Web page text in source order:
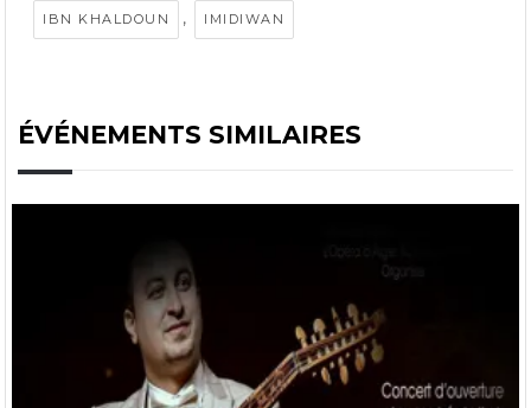
IBN KHALDOUN , IMIDIWAN
ÉVÉNEMENTS SIMILAIRES